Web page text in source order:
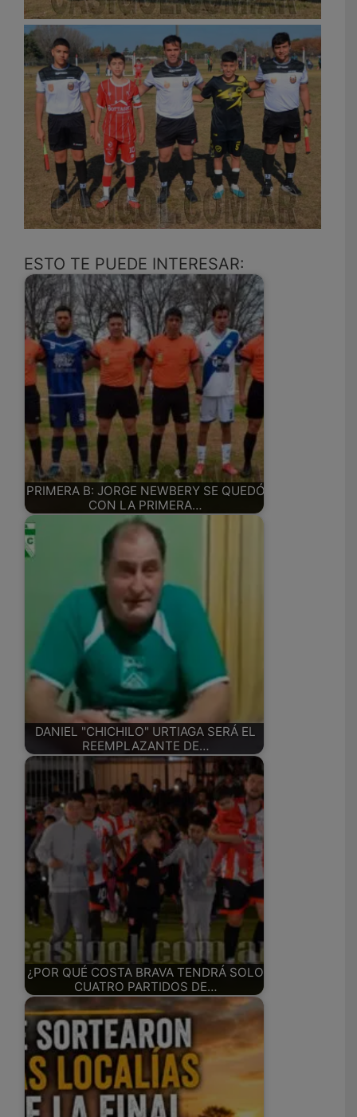
ESTO TE PUEDE INTERESAR:
PRIMERA B: JORGE NEWBERY SE QUEDÓ
CON LA PRIMERA…
DANIEL "CHICHILO" URTIAGA SERÁ EL
REEMPLAZANTE DE…
¿POR QUÉ COSTA BRAVA TENDRÁ SOLO
CUATRO PARTIDOS DE…